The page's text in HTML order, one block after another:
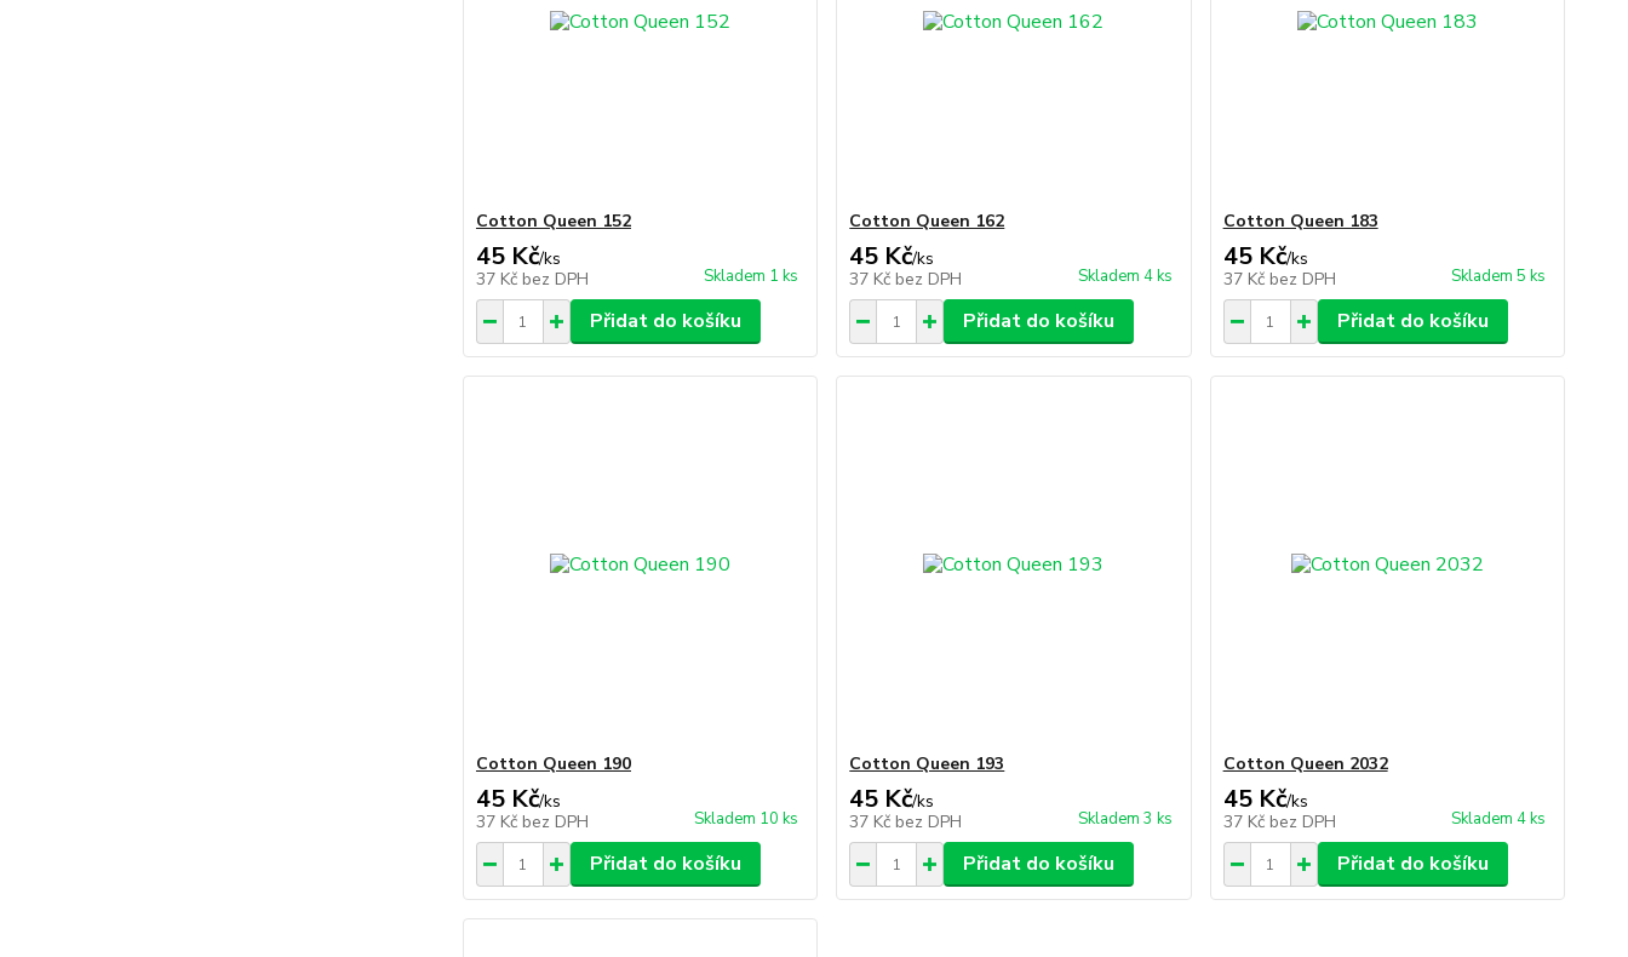
Cotton Queen 152
45 Kč/ks
37 Kč bez DPH Skladem 1 ks
Přidat do košíku
Cotton Queen 162
45 Kč/ks
37 Kč bez DPH Skladem 4 ks
Přidat do košíku
Cotton Queen 183
45 Kč/ks
37 Kč bez DPH Skladem 5 ks
Přidat do košíku
Cotton Queen 190
45 Kč/ks
37 Kč bez DPH Skladem 10 ks
Přidat do košíku
Cotton Queen 193
45 Kč/ks
37 Kč bez DPH Skladem 3 ks
Přidat do košíku
Cotton Queen 2032
45 Kč/ks
37 Kč bez DPH Skladem 4 ks
Přidat do košíku